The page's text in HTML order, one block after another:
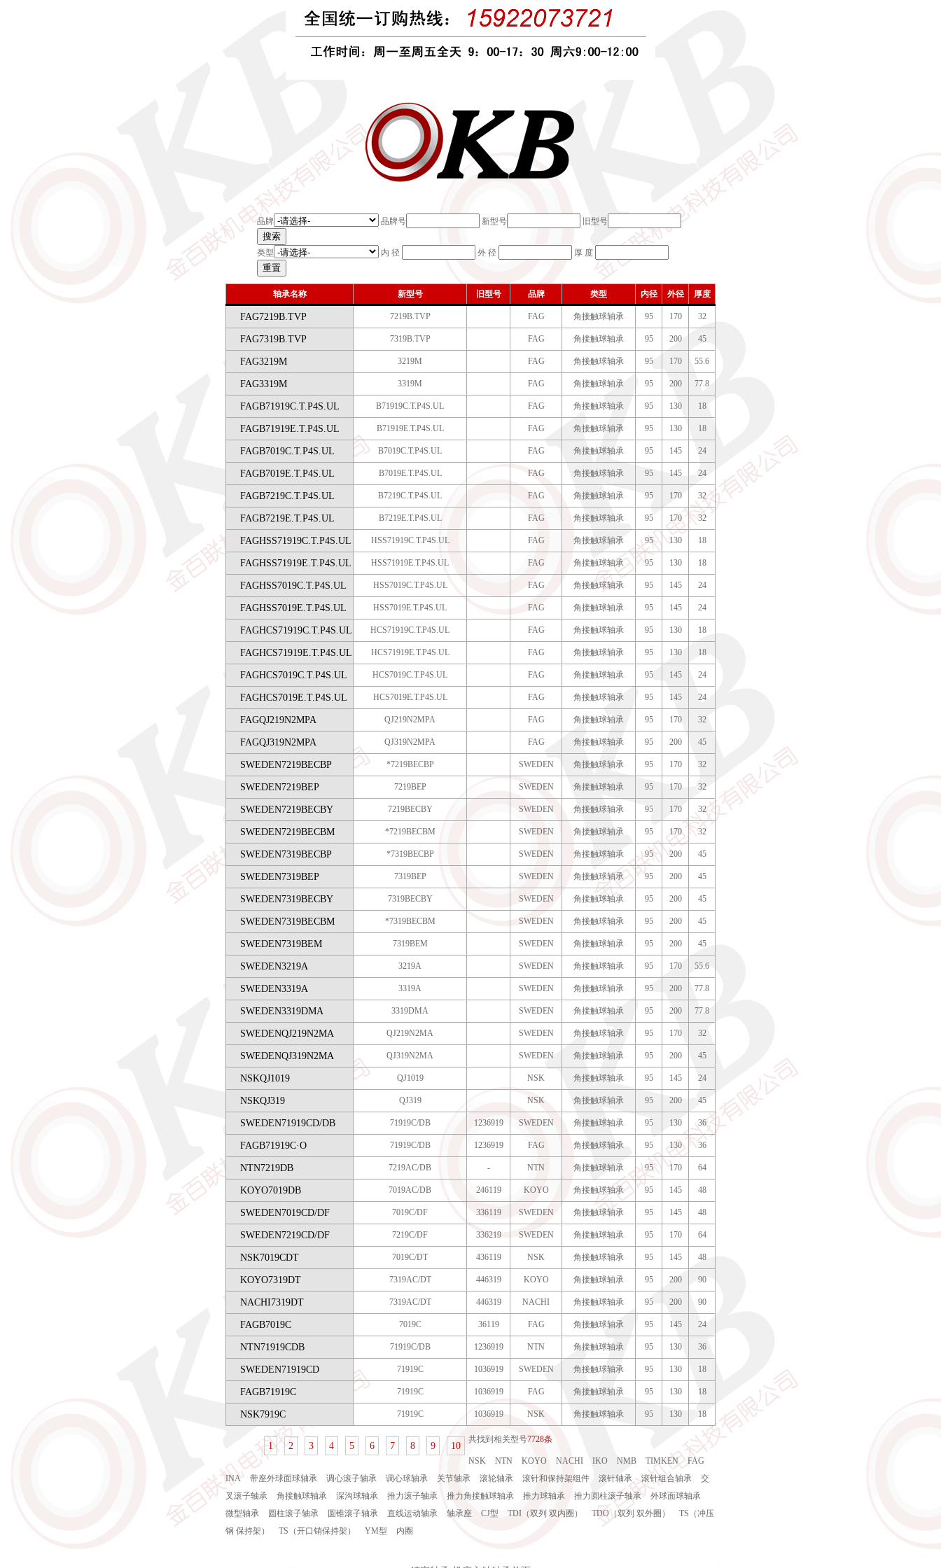
品牌 品牌号 新型号 旧型号
类型 内 径 外 径 厚 度
轴承名称 新型号 旧型号 品牌 类型 内径 外径 厚度
FAG7219B.TVP 7219B.TVP FAG 角接触球轴承 95 170 32
FAG7319B.TVP 7319B.TVP FAG 角接触球轴承 95 200 45
FAG3219M 3219M FAG 角接触球轴承 95 170 55.6
FAG3319M 3319M FAG 角接触球轴承 95 200 77.8
FAGB71919C.T.P4S.UL B71919C.T.P4S.UL FAG 角接触球轴承 95 130 18
FAGB71919E.T.P4S.UL B71919E.T.P4S.UL FAG 角接触球轴承 95 130 18
FAGB7019C.T.P4S.UL B7019C.T.P4S.UL FAG 角接触球轴承 95 145 24
FAGB7019E.T.P4S.UL B7019E.T.P4S.UL FAG 角接触球轴承 95 145 24
FAGB7219C.T.P4S.UL B7219C.T.P4S.UL FAG 角接触球轴承 95 170 32
FAGB7219E.T.P4S.UL B7219E.T.P4S.UL FAG 角接触球轴承 95 170 32
FAGHSS71919C.T.P4S.UL HSS71919C.T.P4S.UL FAG 角接触球轴承 95 130 18
FAGHSS71919E.T.P4S.UL HSS71919E.T.P4S.UL FAG 角接触球轴承 95 130 18
FAGHSS7019C.T.P4S.UL HSS7019C.T.P4S.UL FAG 角接触球轴承 95 145 24
FAGHSS7019E.T.P4S.UL HSS7019E.T.P4S.UL FAG 角接触球轴承 95 145 24
FAGHCS71919C.T.P4S.UL HCS71919C.T.P4S.UL FAG 角接触球轴承 95 130 18
FAGHCS71919E.T.P4S.UL HCS71919E.T.P4S.UL FAG 角接触球轴承 95 130 18
FAGHCS7019C.T.P4S.UL HCS7019C.T.P4S.UL FAG 角接触球轴承 95 145 24
FAGHCS7019E.T.P4S.UL HCS7019E.T.P4S.UL FAG 角接触球轴承 95 145 24
FAGQJ219N2MPA QJ219N2MPA FAG 角接触球轴承 95 170 32
FAGQJ319N2MPA QJ319N2MPA FAG 角接触球轴承 95 200 45
SWEDEN7219BECBP *7219BECBP SWEDEN 角接触球轴承 95 170 32
SWEDEN7219BEP 7219BEP SWEDEN 角接触球轴承 95 170 32
SWEDEN7219BECBY 7219BECBY SWEDEN 角接触球轴承 95 170 32
SWEDEN7219BECBM *7219BECBM SWEDEN 角接触球轴承 95 170 32
SWEDEN7319BECBP *7319BECBP SWEDEN 角接触球轴承 95 200 45
SWEDEN7319BEP 7319BEP SWEDEN 角接触球轴承 95 200 45
SWEDEN7319BECBY 7319BECBY SWEDEN 角接触球轴承 95 200 45
SWEDEN7319BECBM *7319BECBM SWEDEN 角接触球轴承 95 200 45
SWEDEN7319BEM 7319BEM SWEDEN 角接触球轴承 95 200 45
SWEDEN3219A 3219A SWEDEN 角接触球轴承 95 170 55.6
SWEDEN3319A 3319A SWEDEN 角接触球轴承 95 200 77.8
SWEDEN3319DMA 3319DMA SWEDEN 角接触球轴承 95 200 77.8
SWEDENQJ219N2MA QJ219N2MA SWEDEN 角接触球轴承 95 170 32
SWEDENQJ319N2MA QJ319N2MA SWEDEN 角接触球轴承 95 200 45
NSKQJ1019 QJ1019 NSK 角接触球轴承 95 145 24
NSKQJ319 QJ319 NSK 角接触球轴承 95 200 45
SWEDEN71919CD/DB 71919C/DB 1236919 SWEDEN 角接触球轴承 95 130 36
FAGB71919C·O 71919C/DB 1236919 FAG 角接触球轴承 95 130 36
NTN7219DB 7219AC/DB - NTN 角接触球轴承 95 170 64
KOYO7019DB 7019AC/DB 246119 KOYO 角接触球轴承 95 145 48
SWEDEN7019CD/DF 7019C/DF 336119 SWEDEN 角接触球轴承 95 145 48
SWEDEN7219CD/DF 7219C/DF 336219 SWEDEN 角接触球轴承 95 170 64
NSK7019CDT 7019C/DT 436119 NSK 角接触球轴承 95 145 48
KOYO7319DT 7319AC/DT 446319 KOYO 角接触球轴承 95 200 90
NACHI7319DT 7319AC/DT 446319 NACHI 角接触球轴承 95 200 90
FAGB7019C 7019C 36119 FAG 角接触球轴承 95 145 24
NTN71919CDB 71919C/DB 1236919 NTN 角接触球轴承 95 130 36
SWEDEN71919CD 71919C 1036919 SWEDEN 角接触球轴承 95 130 18
FAGB71919C 71919C 1036919 FAG 角接触球轴承 95 130 18
NSK7919C 71919C 1036919 NSK 角接触球轴承 95 130 18
共找到相关型号7728条
1 2 3 4 5 6 7 8 9 10
NSK NTN KOYO NACHI IKO NMB TIMKEN
FAG
INA
带座外球面球轴承 调心滚子轴承 调心球轴承 关节轴承 滚轮轴承 滚针和保持架组件 滚针轴承 滚针组合轴承
交
叉滚子轴承
角接触球轴承 深沟球轴承 推力滚子轴承 推力角接触球轴承 推力球轴承 推力圆柱滚子轴承
外球面球轴承
微型轴承
圆柱滚子轴承 圆锥滚子轴承 直线运动轴承 轴承座 CJ型 TDI（双列 双内圈） TDO（双列 双外圈）
TS（冲压
钢 保持架）
TS（开口销保持架） YM型 内圈